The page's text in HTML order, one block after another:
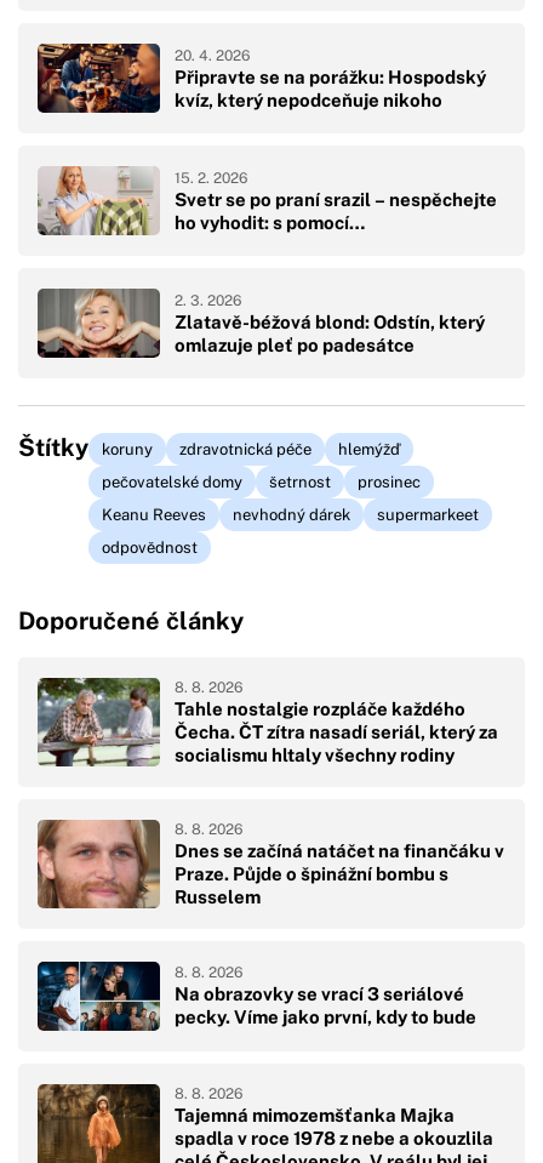
Připravte se na porážku: Hospodský
kvíz, který nepodceňuje nikoho
20. 4. 2026
Svetr se po praní srazil – nespěchejte
ho vyhodit: s pomocí…
15. 2. 2026
Zlatavě-béžová blond: Odstín, který
omlazuje pleť po padesátce
2. 3. 2026
Štítky koruny zdravotnická péče
hlemýžď
pečovatelské domy
šetrnost
prosinec
Keanu Reeves
nevhodný dárek
supermarkeet
odpovědnost
Doporučené články
Tahle nostalgie rozpláče každého
Čecha. ČT zítra nasadí seriál, který za
socialismu hltaly všechny rodiny
8. 8. 2026
Dnes se začíná natáčet na finančáku v
Praze. Půjde o špinážní bombu s
Russelem
8. 8. 2026
Na obrazovky se vrací 3 seriálové
pecky. Víme jako první, kdy to bude
8. 8. 2026
Tajemná mimozemšťanka Majka
spadla v roce 1978 z nebe a okouzlila
8. 8. 2026